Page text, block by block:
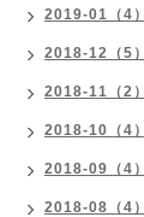
2019-01（4）
2018-12（5）
2018-11（2）
2018-10（4）
2018-09（4）
2018-08（4）